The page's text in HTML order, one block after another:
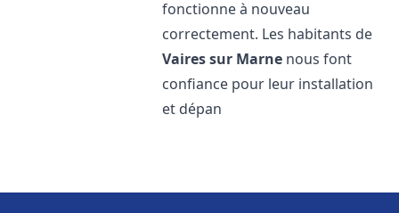
fonctionne à nouveau
correctement. Les habitants de
Vaires sur Marne nous font
confiance pour leur installation
et dépan